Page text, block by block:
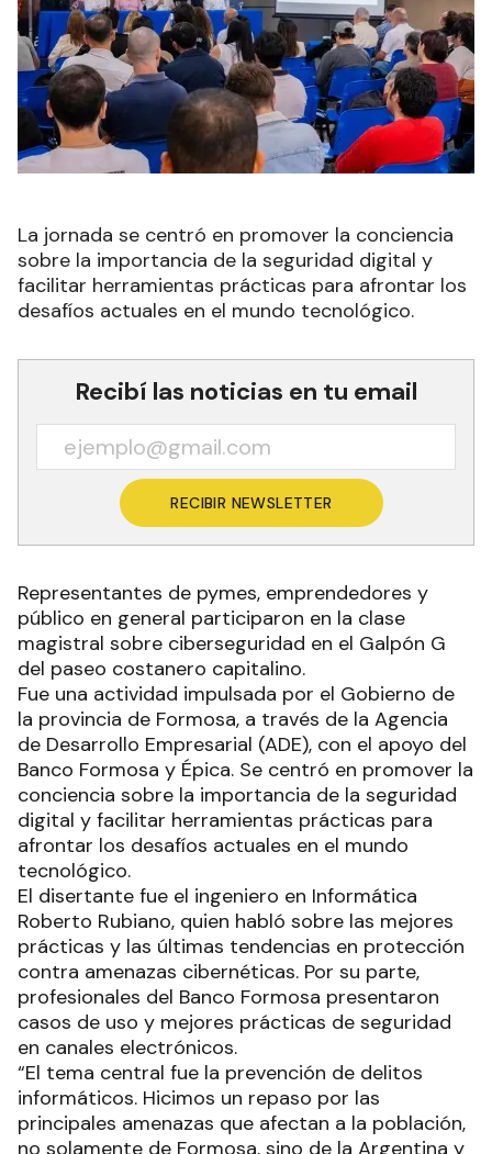
La jornada se centró en promover la conciencia
sobre la importancia de la seguridad digital y
facilitar herramientas prácticas para afrontar los
desafíos actuales en el mundo tecnológico.
Recibí las noticias en tu email
RECIBIR NEWSLETTER
Representantes de pymes, emprendedores y
público en general participaron en la clase
magistral sobre ciberseguridad en el Galpón G
del paseo costanero capitalino.
Fue una actividad impulsada por el Gobierno de
la provincia de Formosa, a través de la Agencia
de Desarrollo Empresarial (ADE), con el apoyo del
Banco Formosa y Épica. Se centró en promover la
conciencia sobre la importancia de la seguridad
digital y facilitar herramientas prácticas para
afrontar los desafíos actuales en el mundo
tecnológico.
El disertante fue el ingeniero en Informática
Roberto Rubiano, quien habló sobre las mejores
prácticas y las últimas tendencias en protección
contra amenazas cibernéticas. Por su parte,
profesionales del Banco Formosa presentaron
casos de uso y mejores prácticas de seguridad
en canales electrónicos.
“El tema central fue la prevención de delitos
informáticos. Hicimos un repaso por las
principales amenazas que afectan a la población,
no solamente de Formosa, sino de la Argentina y